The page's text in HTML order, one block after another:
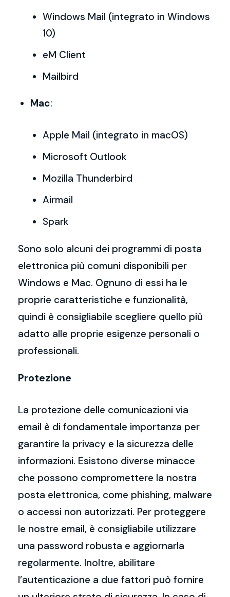
Windows Mail (integrato in Windows
10)
eM Client
Mailbird
Mac:
Apple Mail (integrato in macOS)
Microsoft Outlook
Mozilla Thunderbird
Airmail
Spark
Sono solo alcuni dei programmi di posta
elettronica più comuni disponibili per
Windows e Mac. Ognuno di essi ha le
proprie caratteristiche e funzionalità,
quindi è consigliabile scegliere quello più
adatto alle proprie esigenze personali o
professionali.
Protezione
La protezione delle comunicazioni via
email è di fondamentale importanza per
garantire la privacy e la sicurezza delle
informazioni. Esistono diverse minacce
che possono compromettere la nostra
posta elettronica, come phishing, malware
o accessi non autorizzati. Per proteggere
le nostre email, è consigliabile utilizzare
una password robusta e aggiornarla
regolarmente. Inoltre, abilitare
l’autenticazione a due fattori può fornire